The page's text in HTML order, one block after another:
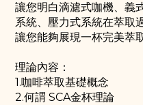
讓您明白滴濾式咖機、義
系統、壓力式系統在萃取
讓您能夠展現一杯完美萃取
理論內容：
1.咖啡萃取基礎概念
2.何謂 SCA金杯理論